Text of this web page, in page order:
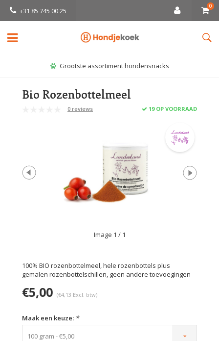
+31 85 745 00 25
0
Grootste assortiment hondensnacks
Bio Rozenbottelmeel
0 reviews 19 OP VOORRAAD
Image 1 / 1
100% BIO rozenbottelmeel, hele rozenbottels plus
gemalen rozenbottelschillen, geen andere toevoegingen
€5,00 (€4,13 Excl. btw)
Maak een keuze: *
100 gram - €5,00